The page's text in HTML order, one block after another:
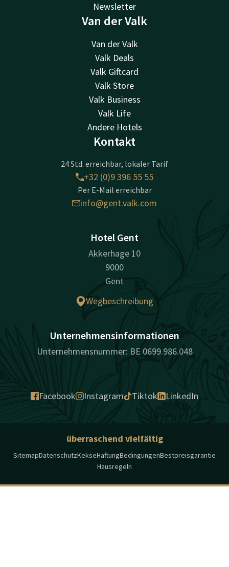
Newsletter
Van der Valk
Van der Valk
Valk Deals
Valk Giftcard
Valk Store
Valk Business
Valk Life
Andere Hotels
Kontakt
24 Std. erreichbar, lokaler Tarif
+32 (0)9 396 55 55
Per E-Mail erreichbar
info@gent.valk.com
Hotel Gent
Akkerhage 10
9000
Gent
Wegbeschreibung
Unternehmensinformationen
Unternehmensnummer: BE 0699.986.048
Facebook Instagram Tiktok LinkedIn
überraschend vielfältig
SitemapDatenschutzKekseHaftungBedingungenBestpreisgarantie
Hausregeln